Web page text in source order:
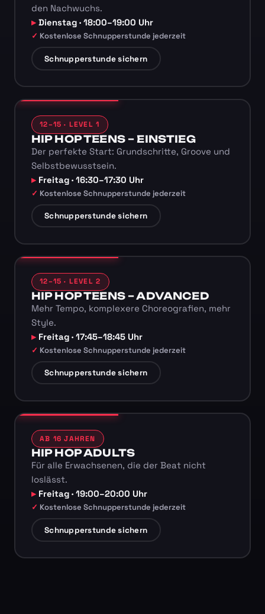
den Nachwuchs.
Dienstag · 18:00–19:00 Uhr
Kostenlose Schnupperstunde jederzeit
Schnupperstunde sichern
12–15 · LEVEL 1
HIP HOP TEENS – EINSTIEG
Der perfekte Start: Grundschritte, Groove und
Selbstbewusstsein.
Freitag · 16:30–17:30 Uhr
Kostenlose Schnupperstunde jederzeit
Schnupperstunde sichern
12–15 · LEVEL 2
HIP HOP TEENS – ADVANCED
Mehr Tempo, komplexere Choreografien, mehr
Style.
Freitag · 17:45–18:45 Uhr
Kostenlose Schnupperstunde jederzeit
Schnupperstunde sichern
AB 16 JAHREN
HIP HOP ADULTS
Für alle Erwachsenen, die der Beat nicht
loslässt.
Freitag · 19:00–20:00 Uhr
Kostenlose Schnupperstunde jederzeit
Schnupperstunde sichern